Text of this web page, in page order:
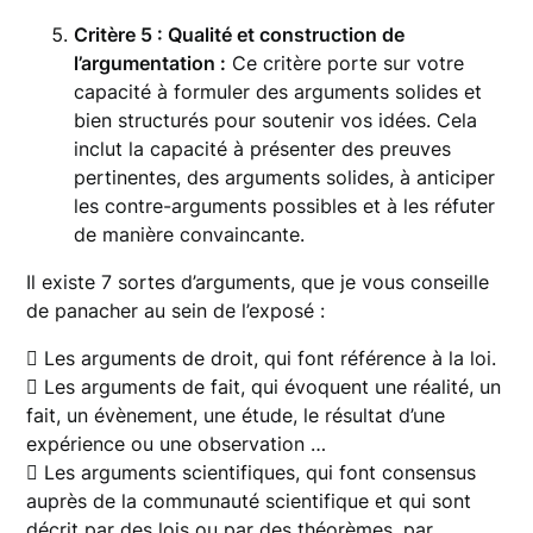
Critère 5 : Qualité et construction de
l’argumentation : Ce critère porte sur votre
capacité à formuler des arguments solides et
bien structurés pour soutenir vos idées. Cela
inclut la capacité à présenter des preuves
pertinentes, des arguments solides, à anticiper
les contre-arguments possibles et à les réfuter
de manière convaincante.
Il existe 7 sortes d’arguments, que je vous conseille
de panacher au sein de l’exposé :
 Les arguments de droit, qui font référence à la loi.
 Les arguments de fait, qui évoquent une réalité, un
fait, un évènement, une étude, le résultat d’une
expérience ou une observation …
 Les arguments scientifiques, qui font consensus
auprès de la communauté scientifique et qui sont